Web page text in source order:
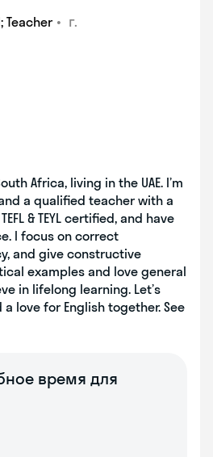
Teacher • г.
Africa, living in the UAE. I’m
a qualified teacher with a
& TEYL certified, and have
I focus on correct
and give constructive
examples and love general
in lifelong learning. Let’s
love for English together. See
время для